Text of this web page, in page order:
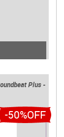
Plus -
-50%OFF